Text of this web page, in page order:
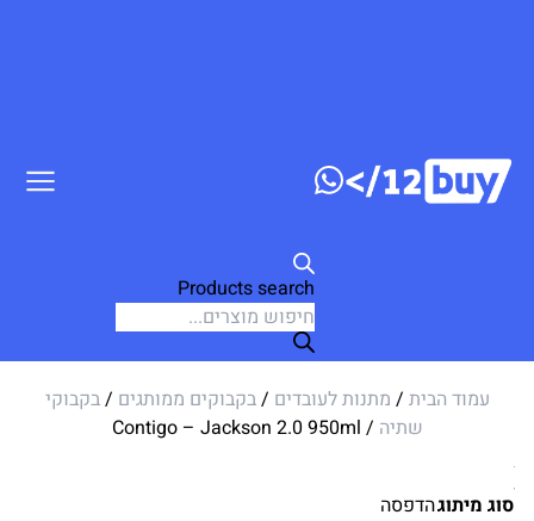
Products search
עמוד הבית / מתנות לעובדים /בקבוקים ממותגים /בקבוקי
שתיה / Contigo – Jackson 2.0 950ml
סוג מיתוגהדפסה